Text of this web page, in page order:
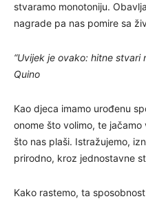
stvaramo monotoniju.
nagrade pa nas pomire sa
“Uvijek je ovako: hitne stvari
Quino
Kao djeca imamo urođenu
onome što volimo, te
što nas plaši. Istražujemo,
prirodno, kroz jednostavne
Kako rastemo, ta